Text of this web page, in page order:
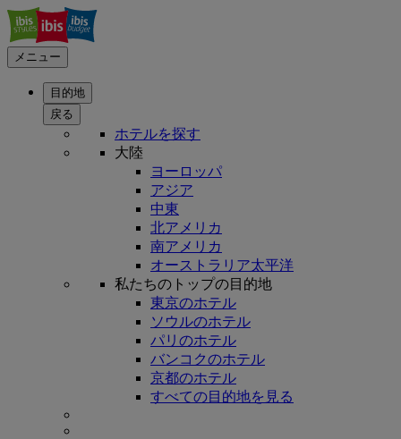
メニュー
目的地
戻る
ホテルを探す
大陸
ヨーロッパ
アジア
中東
北アメリカ
南アメリカ
オーストラリア太平洋
私たちのトップの目的地
東京のホテル
ソウルのホテル
パリのホテル
バンコクのホテル
京都のホテル
すべての目的地を見る